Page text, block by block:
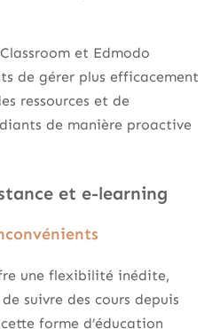
et Edmodo
de gérer plus efficacement
ressources et de
de manière proactive
et e-learning
une flexibilité inédite,
suivre des cours depuis
forme d’éducation